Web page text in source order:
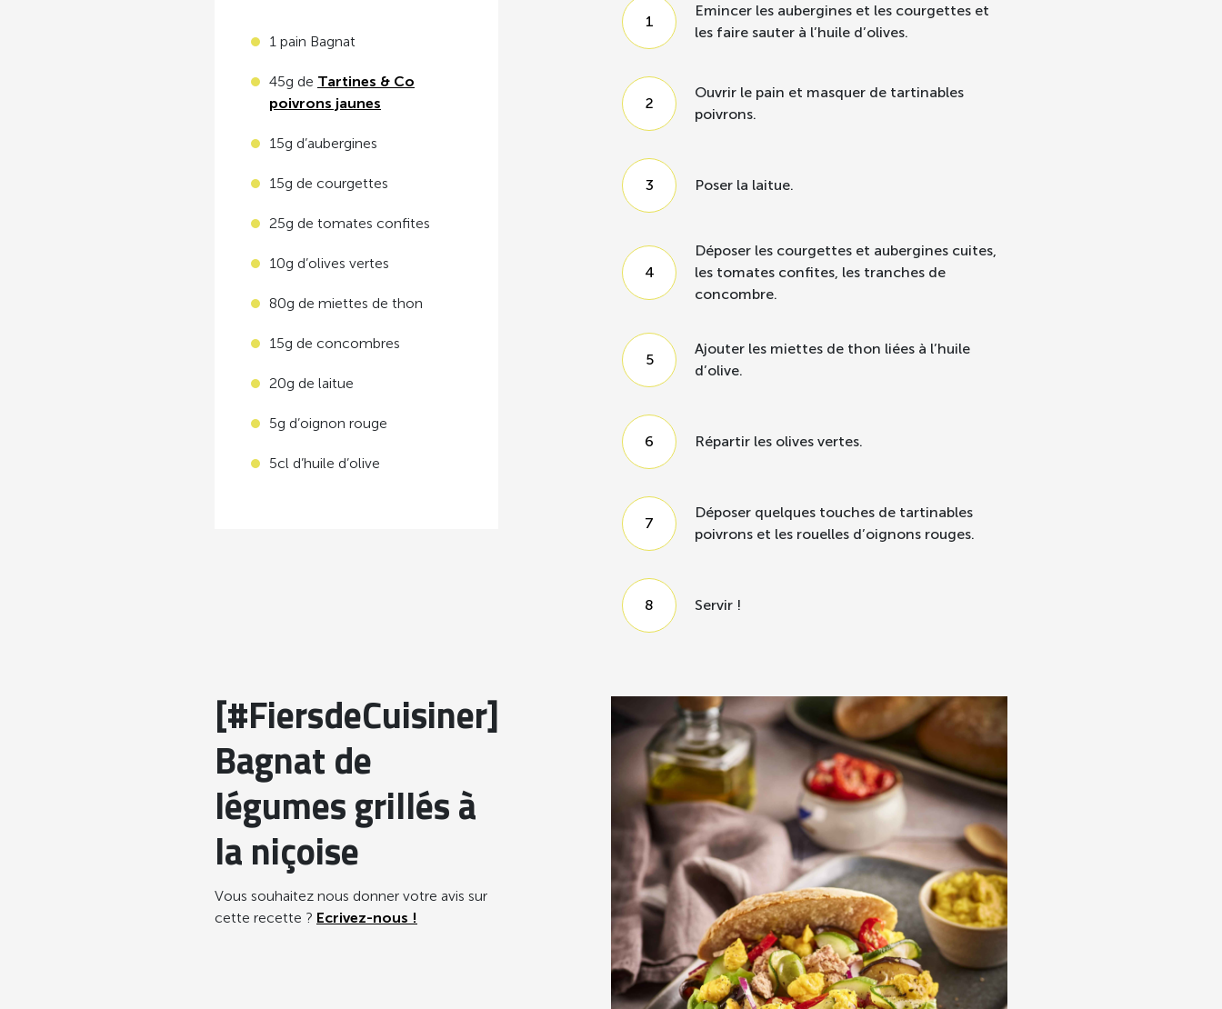
1 pain Bagnat
45g de Tartines & Co
poivrons jaunes
15g d’aubergines
15g de courgettes
25g de tomates confites
10g d’olives vertes
80g de miettes de thon
15g de concombres
20g de laitue
5g d’oignon rouge
5cl d’huile d’olive
Emincer les aubergines et les courgettes et
les faire sauter à l’huile d’olives.
Ouvrir le pain et masquer de tartinables
poivrons.
Poser la laitue.
Déposer les courgettes et aubergines cuites,
les tomates confites, les tranches de
concombre.
Ajouter les miettes de thon liées à l’huile
d’olive.
Répartir les olives vertes.
Déposer quelques touches de tartinables
poivrons et les rouelles d’oignons rouges.
Servir !
[#FiersdeCuisiner]
Bagnat de
légumes grillés à
la niçoise
Vous souhaitez nous donner votre avis sur
cette recette ? Ecrivez-nous !